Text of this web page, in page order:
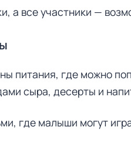
а все участники —
питания, где можно
сыра, десерты и
где малыши могут